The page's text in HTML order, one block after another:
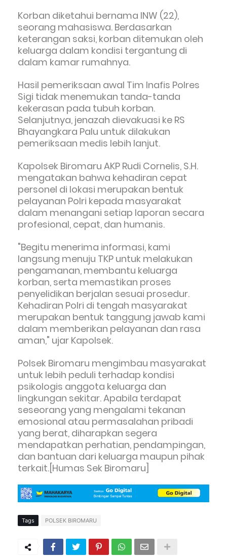
Korban diketahui bernama INW (22),
seorang mahasiswa. Berdasarkan
keterangan saksi, korban ditemukan oleh
keluarga dalam kondisi tergantung di
dalam kamar rumahnya.
Hasil pemeriksaan awal Tim Inafis Polres
Sigi tidak menemukan tanda-tanda
kekerasan pada tubuh korban.
Selanjutnya, jenazah dievakuasi ke RS
Bhayangkara Palu untuk dilakukan
pemeriksaan medis lebih lanjut.
Kapolsek Biromaru AKP Rudi Cornelis, S.H.
mengatakan bahwa kehadiran cepat
personel di lokasi merupakan bentuk
pelayanan Polri kepada masyarakat
dalam menangani setiap laporan secara
profesional, cepat, dan humanis.
"Begitu menerima informasi, kami
langsung menuju TKP untuk melakukan
pengamanan, membantu keluarga
korban, serta memastikan proses
penyelidikan berjalan sesuai prosedur.
Kehadiran Polri di tengah masyarakat
merupakan bentuk tanggung jawab kami
dalam memberikan pelayanan dan rasa
aman," ujar Kapolsek.
Polsek Biromaru mengimbau masyarakat
untuk lebih peduli terhadap kondisi
psikologis anggota keluarga dan
lingkungan sekitar. Apabila terdapat
seseorang yang mengalami tekanan
emosional atau permasalahan pribadi
yang berat, diharapkan segera
mendapatkan perhatian, pendampingan,
dan bantuan dari keluarga maupun pihak
terkait.[Humas Sek Biromaru]
Tags POLSEK BIROMARU